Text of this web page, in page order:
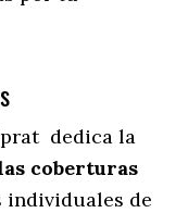
dedica la
coberturas
individuales de